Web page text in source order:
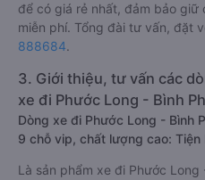
để có giá rẻ nhất, đảm bảo giữ
miễn phí. Tổng đài tư vấn, đặt
888684.
3. Giới thiệu, tư vấn các
xe đi Phước Long - Bình
Dòng xe đi Phước Long - Bình
9 chỗ vip, chất lượng cao: Tiện
Là sản phẩm xe đi Phước